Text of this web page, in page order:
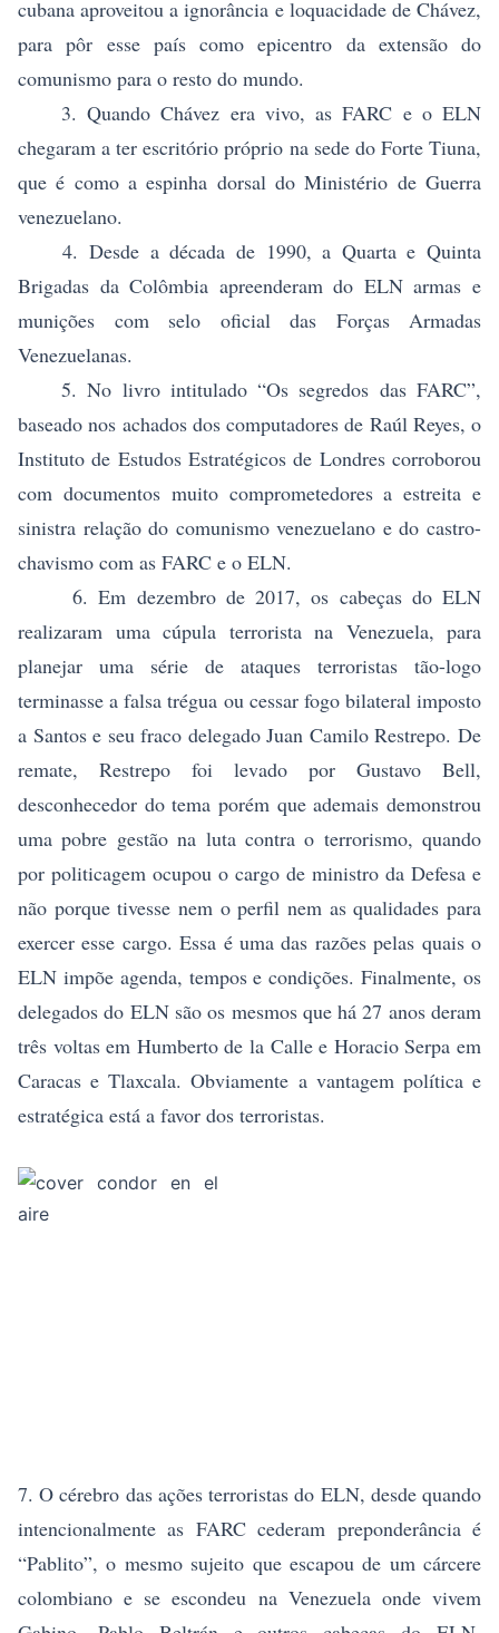
cubana aproveitou a ignorância e loquacidade de Chávez,
para pôr esse país como epicentro da extensão do
comunismo para o resto do mundo.
3. Quando Chávez era vivo, as FARC e o ELN
chegaram a ter escritório próprio na sede do Forte Tiuna,
que é como a espinha dorsal do Ministério de Guerra
venezuelano.
4. Desde a década de 1990, a Quarta e Quinta
Brigadas da Colômbia apreenderam do ELN armas e
munições com selo oficial das Forças Armadas
Venezuelanas.
5. No livro intitulado “Os segredos das FARC”,
baseado nos achados dos computadores de Raúl Reyes, o
Instituto de Estudos Estratégicos de Londres corroborou
com documentos muito comprometedores a estreita e
sinistra relação do comunismo venezuelano e do castro-
chavismo com as FARC e o ELN.
6. Em dezembro de 2017, os cabeças do ELN
realizaram uma cúpula terrorista na Venezuela, para
planejar uma série de ataques terroristas tão-logo
terminasse a falsa trégua ou cessar fogo bilateral imposto
a Santos e seu fraco delegado Juan Camilo Restrepo. De
remate, Restrepo foi levado por Gustavo Bell,
desconhecedor do tema porém que ademais demonstrou
uma pobre gestão na luta contra o terrorismo, quando
por politicagem ocupou o cargo de ministro da Defesa e
não porque tivesse nem o perfil nem as qualidades para
exercer esse cargo. Essa é uma das razões pelas quais o
ELN impõe agenda, tempos e condições. Finalmente, os
delegados do ELN são os mesmos que há 27 anos deram
três voltas em Humberto de la Calle e Horacio Serpa em
Caracas e Tlaxcala. Obviamente a vantagem política e
estratégica está a favor dos terroristas.
7. O cérebro das ações terroristas do ELN, desde quando
intencionalmente as FARC cederam preponderância é
“Pablito”, o mesmo sujeito que escapou de um cárcere
colombiano e se escondeu na Venezuela onde vivem